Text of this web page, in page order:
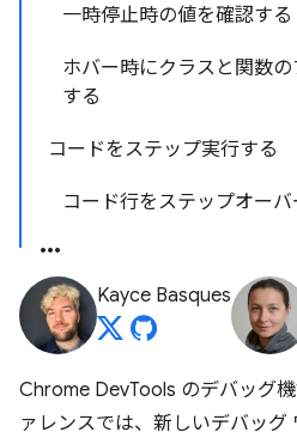
一時停止時の値を確認する
ホバー時にクラスと関数
する
コードをステップ実行する
コード行をステップオーバ
Kayce Basques
Chrome DevTools のデバッグ
ァレンスでは、新しいデバッグ